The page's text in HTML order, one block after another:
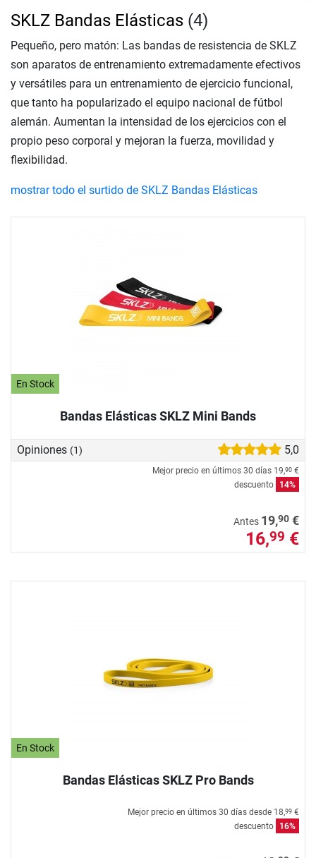
En Stock
Bandas Elásticas SKLZ Mini Bands
Opiniones (1) 5,0
Mejor precio en últimos 30 días 19,90 €
descuento
14%
Antes 19,90 €
16,99 €
En Stock
Bandas Elásticas SKLZ Pro Bands
Mejor precio en últimos 30 días desde 18,99 €
descuento
16%
SKLZ Bandas Elásticas (4)
Pequeño, pero matón: Las bandas de resistencia de SKLZ
son aparatos de entrenamiento extremadamente efectivos
y versátiles para un entrenamiento de ejercicio funcional,
que tanto ha popularizado el equipo nacional de fútbol
alemán. Aumentan la intensidad de los ejercicios con el
propio peso corporal y mejoran la fuerza, movilidad y
flexibilidad.
mostrar todo el surtido de SKLZ Bandas Elásticas